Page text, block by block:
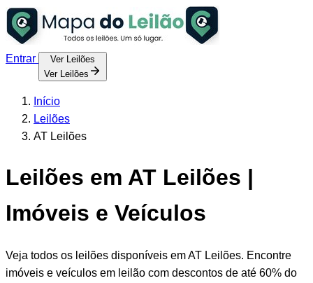
Entrar
Ver Leilões
Ver Leilões
Início
Leilões
AT Leilões
Leilões em AT Leilões |
Imóveis e Veículos
Veja todos os leilões disponíveis em AT Leilões. Encontre
imóveis e veículos em leilão com descontos de até 60% do